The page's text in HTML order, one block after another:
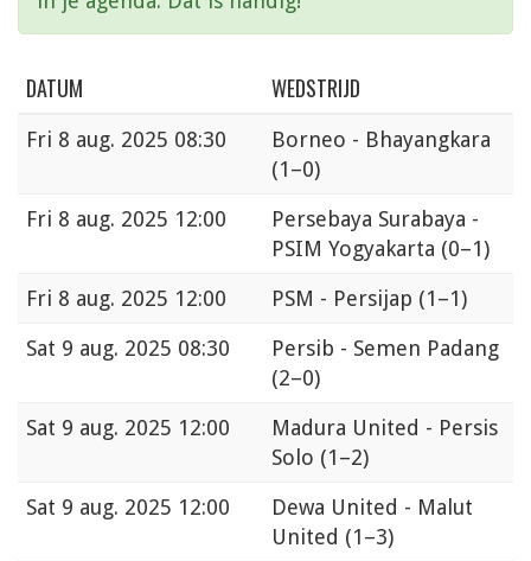
DATUM WEDSTRIJD
Fri 8 aug. 2025 08:30
Borneo - Bhayangkara
(1–0)
Fri 8 aug. 2025 12:00
Persebaya Surabaya -
PSIM Yogyakarta (0–1)
Fri 8 aug. 2025 12:00 PSM - Persijap (1–1)
Sat 9 aug. 2025 08:30
Persib - Semen Padang
(2–0)
Sat 9 aug. 2025 12:00
Madura United - Persis
Solo (1–2)
Sat 9 aug. 2025 12:00
Dewa United - Malut
United (1–3)